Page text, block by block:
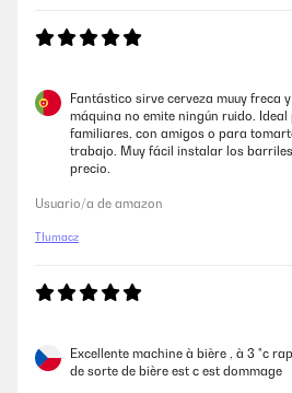
Fantástico sirve cerveza muuy freca
máquina no emite ningún ruido.
familiares, con amigos o para
trabajo. Muy fácil instalar los
precio.
Usuario/a de amazon
Tłumacz
Excellente machine à bière , à 3 °c
de sorte de bière est c est dommage